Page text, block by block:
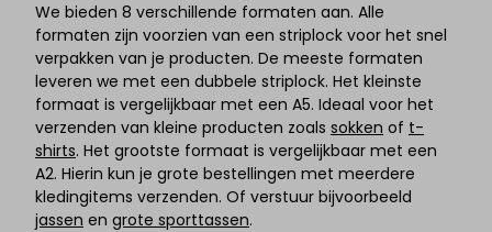
We bieden 8 verschillende formaten aan. Alle
formaten zijn voorzien van een striplock voor het snel
verpakken van je producten. De meeste formaten
leveren we met een dubbele striplock. Het kleinste
formaat is vergelijkbaar met een A5. Ideaal voor het
verzenden van kleine producten zoals sokken of t-
shirts. Het grootste formaat is vergelijkbaar met een
A2. Hierin kun je grote bestellingen met meerdere
kledingitems verzenden. Of verstuur bijvoorbeeld
jassen en grote sporttassen.